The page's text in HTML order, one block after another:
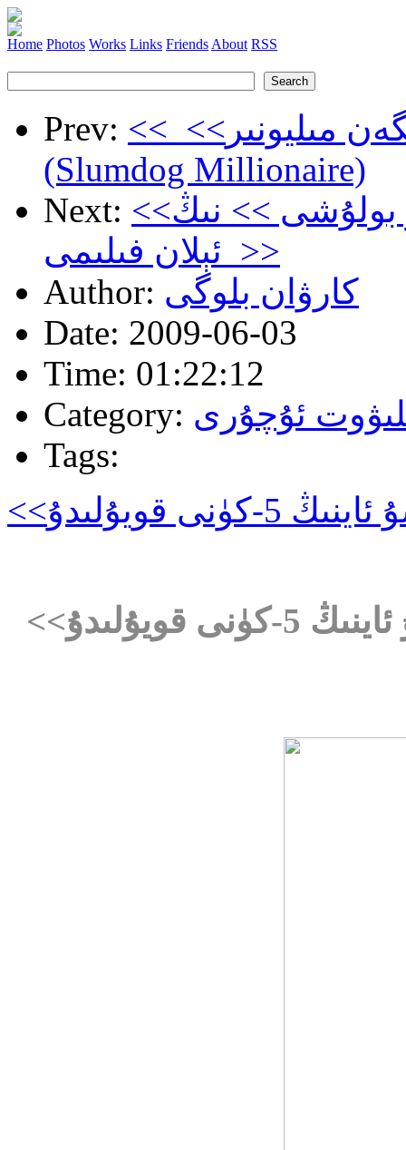
Home Photos Works Links Friends About RSS
Prev: << <<نامراتلار مەھەللىسىدىن كەلگەن مىليونىر >>
(Slumdog Millionaire)
Next: <<مۇز ئېراسى3:دىنوزاۋۇرنىڭ زاھىر بولۇشى >> نىڭ
ئېلان فىلىمى >>
Author: كارۋان بلوگى
Date: 2009-06-03
Time: 01:22:12
Category: ئۇچۇرى
Tags:
<<يوقالغان زېمىن >> فىلىمى مۇشۇ ئاينىڭ 5-كۈنى قويۇلىدۇ